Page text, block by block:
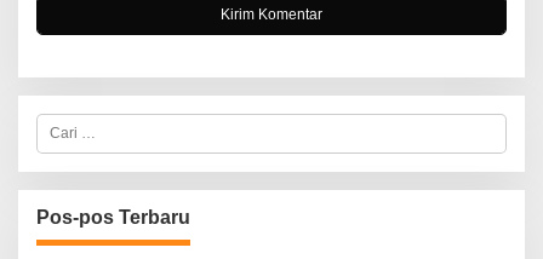
C
r
i
u
n
u
Pos-pos Terbaru